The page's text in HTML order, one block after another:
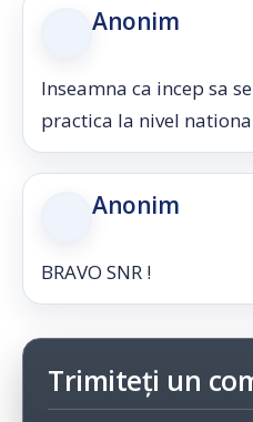
Anonim
Inseamna ca incep sa
practica la nivel
Anonim
BRAVO SNR !
Trimiteți un